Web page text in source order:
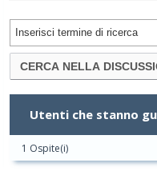
Utenti che stanno
1 Ospite(i)